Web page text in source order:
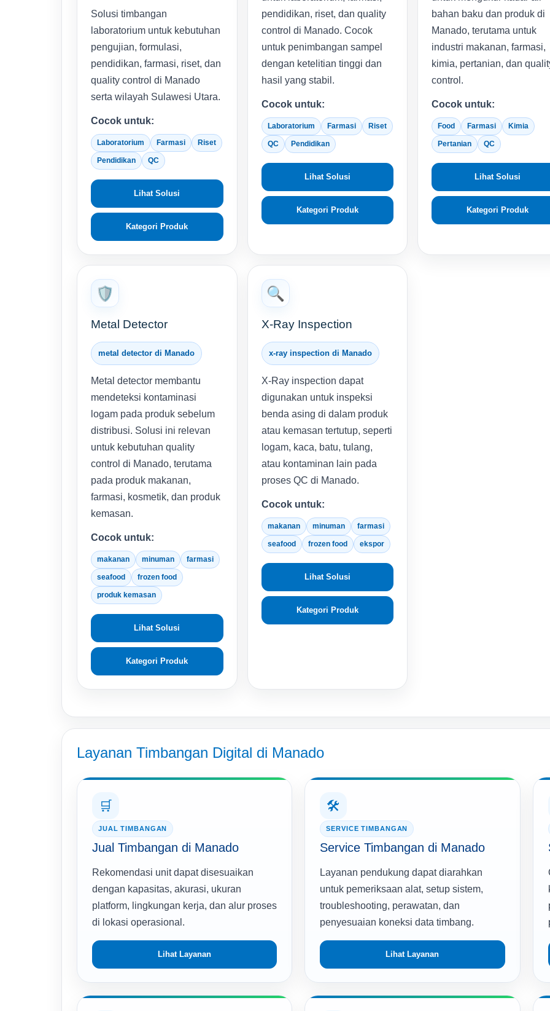
Solusi timbangan
laboratorium untuk kebutuhan
pengujian, formulasi,
pendidikan, farmasi, riset, dan
quality control di Manado
serta wilayah Sulawesi Utara.
Cocok untuk:
Laboratorium Farmasi Riset
Pendidikan QC
Lihat Solusi
Kategori Produk
pendidikan, riset, dan quality
control di Manado. Cocok
untuk penimbangan sampel
dengan ketelitian tinggi dan
hasil yang stabil.
Cocok untuk:
Laboratorium Farmasi Riset
QC Pendidikan
Lihat Solusi
Kategori Produk
bahan baku dan produk di
Manado, terutama untuk
industri makanan, farmasi,
kimia, pertanian, dan
control.
Cocok untuk:
Food Farmasi Kimia
Pertanian QC
Lihat Solusi
Kategori Produk
🛡️
Metal Detector
metal detector di Manado
Metal detector membantu
mendeteksi kontaminasi
logam pada produk sebelum
distribusi. Solusi ini relevan
untuk kebutuhan quality
control di Manado, terutama
pada produk makanan,
farmasi, kosmetik, dan produk
kemasan.
Cocok untuk:
makanan minuman farmasi
seafood frozen food
produk kemasan
Lihat Solusi
Kategori Produk
🔍
X-Ray Inspection
x-ray inspection di Manado
X-Ray inspection dapat
digunakan untuk inspeksi
benda asing di dalam produk
atau kemasan tertutup, seperti
logam, kaca, batu, tulang,
atau kontaminan lain pada
proses QC di Manado.
Cocok untuk:
makanan minuman farmasi
seafood frozen food ekspor
Lihat Solusi
Kategori Produk
Layanan Timbangan Digital di Manado
🛒
JUAL TIMBANGAN
Jual Timbangan di Manado
Rekomendasi unit dapat disesuaikan
dengan kapasitas, akurasi, ukuran
platform, lingkungan kerja, dan alur proses
di lokasi operasional.
Lihat Layanan
🛠️
SERVICE TIMBANGAN
Service Timbangan di Manado
Layanan pendukung dapat diarahkan
untuk pemeriksaan alat, setup sistem,
troubleshooting, perawatan, dan
penyesuaian koneksi data timbang.
Lihat Layanan